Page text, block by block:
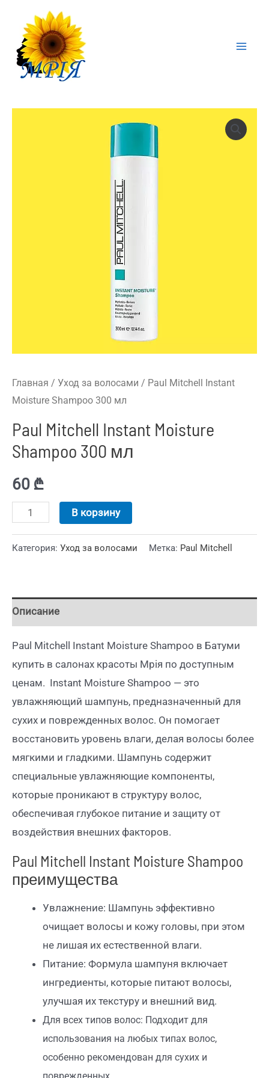
Главная / Уход за волосами / Paul Mitchell Instant
Moisture Shampoo 300 мл
Paul Mitchell Instant Moisture
Shampoo 300 мл
60 ₾
В корзину
Категория: Уход за волосами Метка: Paul Mitchell
Описание
Paul Mitchell Instant Moisture Shampoo в Батуми
купить в салонах красоты Мрiя по доступным
ценам. Instant Moisture Shampoo — это
увлажняющий шампунь, предназначенный для
сухих и поврежденных волос. Он помогает
восстановить уровень влаги, делая волосы более
мягкими и гладкими. Шампунь содержит
специальные увлажняющие компоненты,
которые проникают в структуру волос,
обеспечивая глубокое питание и защиту от
воздействия внешних факторов.
Paul Mitchell Instant Moisture Shampoo
преимущества
Увлажнение: Шампунь эффективно
очищает волосы и кожу головы, при этом
не лишая их естественной влаги.
Питание: Формула шампуня включает
ингредиенты, которые питают волосы,
улучшая их текстуру и внешний вид.
Для всех типов волос: Подходит для
использования на любых типах волос,
особенно рекомендован для сухих и